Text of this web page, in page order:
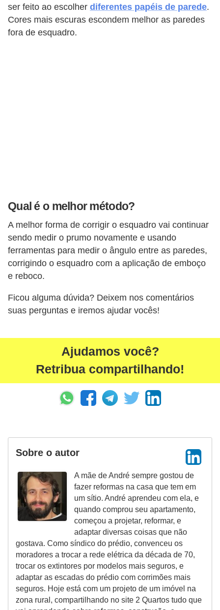
ser feito ao escolher diferentes papéis de parede.
Cores mais escuras escondem melhor as paredes
fora de esquadro.
Qual é o melhor método?
A melhor forma de corrigir o esquadro vai continuar
sendo medir o prumo novamente e usando
ferramentas para medir o ângulo entre as paredes,
corrigindo o esquadro com a aplicação de emboço
e reboco.
Ficou alguma dúvida? Deixem nos comentários
suas perguntas e iremos ajudar vocês!
Ajudamos você?
Retribua compartilhando!
Sobre o autor
A mãe de André sempre gostou de
fazer reformas na casa que tem em
um sítio. André aprendeu com ela, e
quando comprou seu apartamento,
começou a projetar, reformar, e
adaptar diversas coisas que não
gostava. Como síndico do prédio, convenceu os
moradores a trocar a rede elétrica da década de 70,
trocar os extintores por modelos mais seguros, e
adaptar as escadas do prédio com corrimões mais
seguros. Hoje está com um projeto de um imóvel na
zona rural, compartilhando no site 2 Quartos tudo que